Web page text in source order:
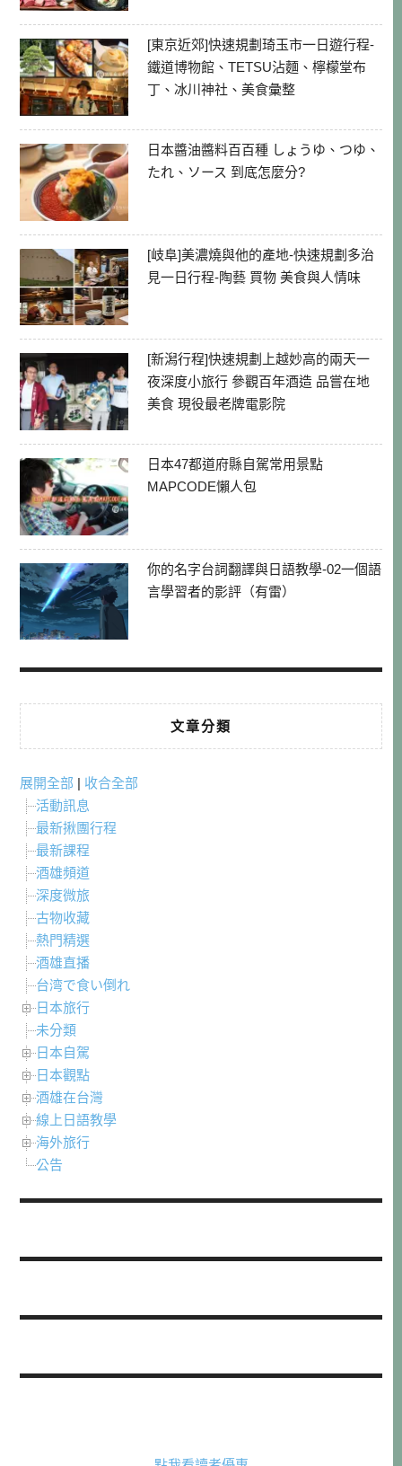
[東京近郊]快速規劃琦玉市一日遊行程-
鐵道博物館、TETSU沾麵、檸檬堂布
丁、冰川神社、美食彙整
日本醬油醬料百百種 しょうゆ、つゆ、
たれ、ソース 到底怎麼分?
[岐阜]美濃燒與他的產地-快速規劃多治
見一日行程-陶藝 買物 美食與人情味
[新潟行程]快速規劃上越妙高的兩天一
夜深度小旅行 參觀百年酒造 品嘗在地
美食 現役最老牌電影院
日本47都道府縣自駕常用景點
MAPCODE懶人包
你的名字台詞翻譯與日語教學-02一個語
言學習者的影評（有雷）
文章分類
展開全部 | 收合全部
活動訊息
最新揪團行程
最新課程
酒雄頻道
深度微旅
古物收藏
熱門精選
酒雄直播
台湾で食い倒れ
日本旅行
未分類
日本自駕
日本觀點
酒雄在台灣
線上日語教學
海外旅行
公告